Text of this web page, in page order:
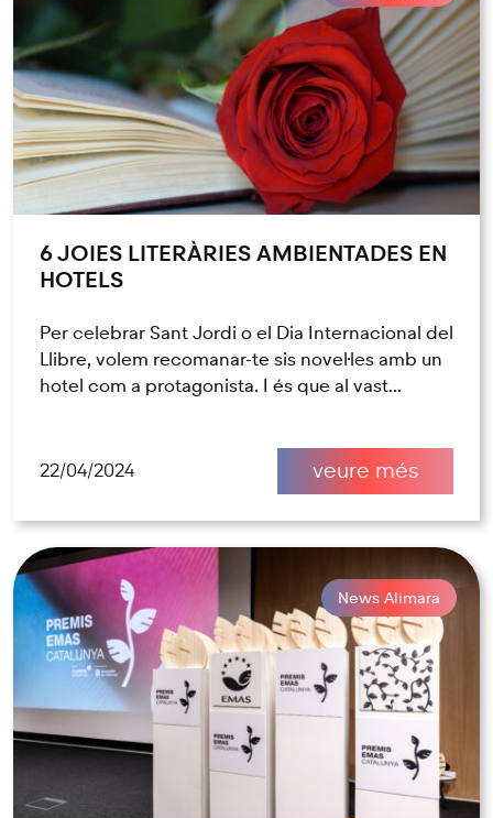
6 JOIES LITERÀRIES AMBIENTADES EN
HOTELS
Per celebrar Sant Jordi o el Dia Internacional del
Llibre, volem recomanar-te sis novel·les amb un
hotel com a protagonista. I és que al vast...
22/04/2024 veure més
News Alimara